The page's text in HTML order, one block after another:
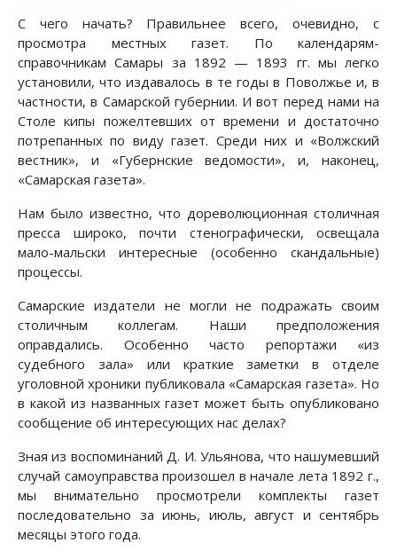
С чего начать? Правильнее всего, очевидно, с
просмотра местных газет. По календарям-
справочникам Самары за 1892 — 1893 гг. мы легко
установили, что издавалось в те годы в Поволжье и, в
частности, в Самарской губернии. И вот перед нами на
Столе кипы пожелтевших от времени и достаточно
потрепанных по виду газет. Среди них и «Волжский
вестник», и «Губернские ведомости», и, наконец,
«Самарская газета».
Нам было известно, что дореволюционная столичная
пресса широко, почти стенографически, освещала
мало-мальски интересные (особенно скандальные)
процессы.
Самарские издатели не могли не подражать своим
столичным коллегам. Наши предположения
оправдались. Особенно часто репортажи «из
судебного зала» или краткие заметки в отделе
уголовной хроники публиковала «Самарская газета». Но
в какой из названных газет может быть опубликовано
сообщение об интересующих нас делах?
Зная из воспоминаний Д. И. Ульянова, что нашумевший
случай самоуправства произошел в начале лета 1892 г.,
мы внимательно просмотрели комплекты газет
последовательно за июнь, июль, август и сентябрь
месяцы этого года.